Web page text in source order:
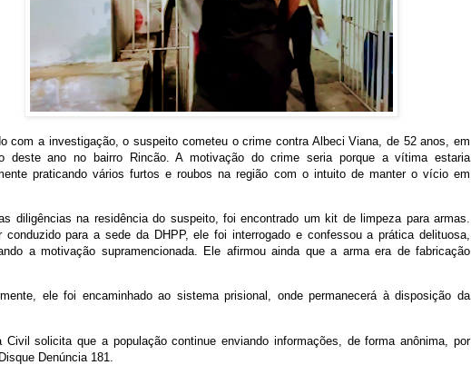
com a investigação, o suspeito cometeu o crime contra Albeci Viana, de 52 anos, em
deste ano no bairro Rincão. A motivação do crime seria porque a vítima estaria
praticando vários furtos e roubos na região com o intuito de manter o vício em
diligências na residência do suspeito, foi encontrado um kit de limpeza para armas.
conduzido para a sede da DHPP, ele foi interrogado e confessou a prática delituosa,
a motivação supramencionada. Ele afirmou ainda que a arma era de fabricação
ele foi encaminhado ao sistema prisional, onde permanecerá à disposição da
Civil solicita que a população continue enviando informações, de forma anônima, por
Denúncia 181.